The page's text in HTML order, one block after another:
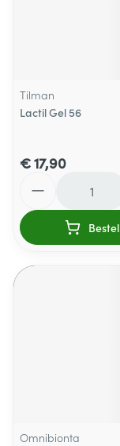
Tilman
Lactil Gel 56
€ 17,90
Bestel
Omnibionta